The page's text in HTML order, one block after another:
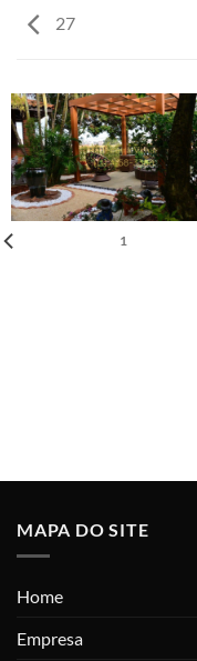
27
1
MAPA DO SITE
Home
Empresa